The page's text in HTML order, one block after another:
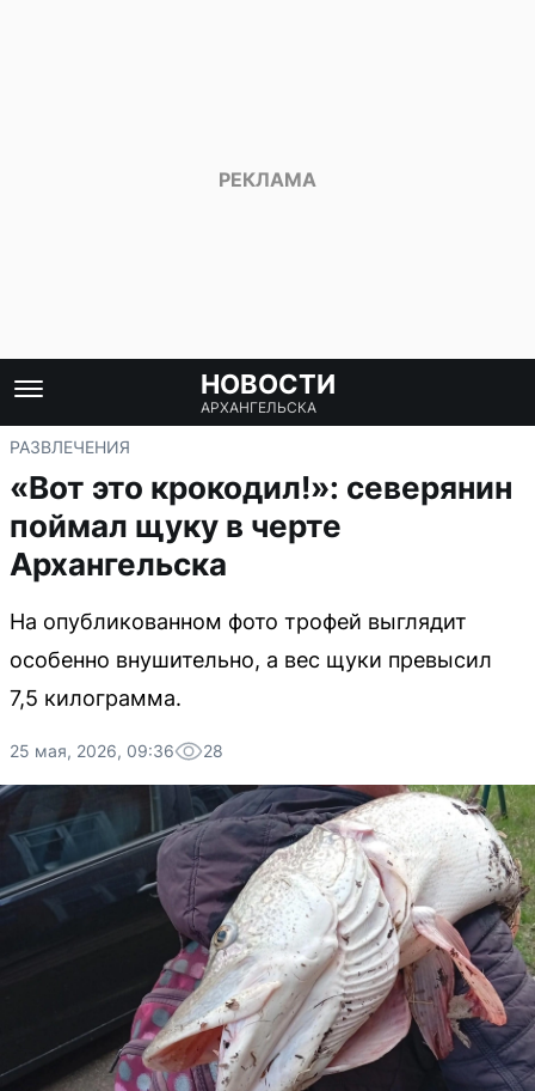
НОВОСТИ
АРХАНГЕЛЬСКА
РАЗВЛЕЧЕНИЯ
«Вот это крокодил!»: северянин
поймал щуку в черте
Архангельска
На опубликованном фото трофей выглядит
особенно внушительно, а вес щуки превысил
7,5 килограмма.
25 мая, 2026, 09:36 28